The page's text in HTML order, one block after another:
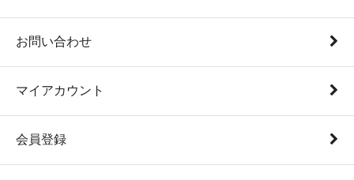
お問い合わせ
マイアカウント
会員登録